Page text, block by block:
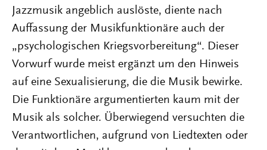
Jazzmusik angeblich auslöste, diente nach
Auffassung der Musikfunktionäre auch der
„psychologischen Kriegsvorbereitung“. Dieser
Vorwurf wurde meist ergänzt um den Hinweis
auf eine Sexualisierung, die die Musik bewirke.
Die Funktionäre argumentierten kaum mit der
Musik als solcher. Überwiegend versuchten die
Verantwortlichen, aufgrund von Liedtexten oder